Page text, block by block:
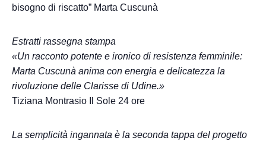
bisogno di riscatto” Marta Cuscunà
Estratti rassegna stampa
«Un racconto potente e ironico di resistenza femminile:
Marta Cuscunà anima con energia e delicatezza la
rivoluzione delle Clarisse di Udine.»
Tiziana Montrasio Il Sole 24 ore
La semplicità ingannata è la seconda tappa del progetto